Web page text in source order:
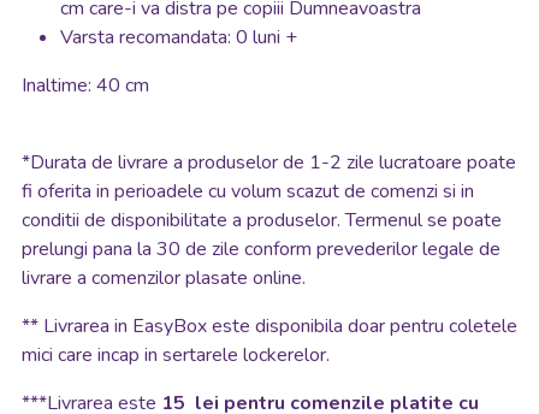
cm care-i va distra pe copiii Dumneavoastra
Varsta recomandata: 0 luni +
Inaltime: 40 cm
*Durata de livrare a produselor de 1-2 zile lucratoare poate
fi oferita in perioadele cu volum scazut de comenzi si in
conditii de disponibilitate a produselor. Termenul se poate
prelungi pana la 30 de zile conform prevederilor legale de
livrare a comenzilor plasate online.
** Livrarea in EasyBox este disponibila doar pentru coletele
mici care incap in sertarele lockerelor.
***Livrarea este 15 lei pentru comenzile platite cu